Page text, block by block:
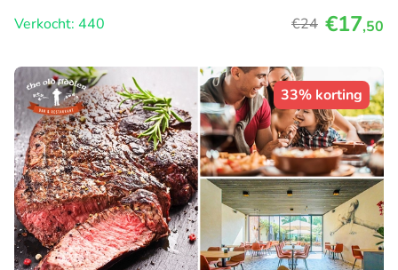
Verkocht: 440
€24 €17,50
33% korting